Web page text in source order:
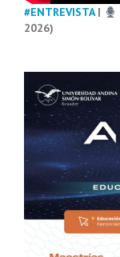
#ENTREVISTA|
2026)